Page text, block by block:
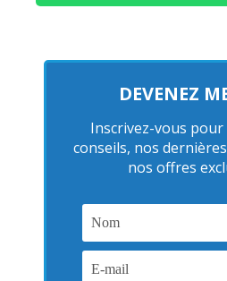
DEVENEZ
Inscrivez-vous
conseils, nos
nos offres